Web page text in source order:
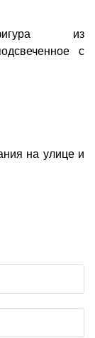
из
с
на улице и